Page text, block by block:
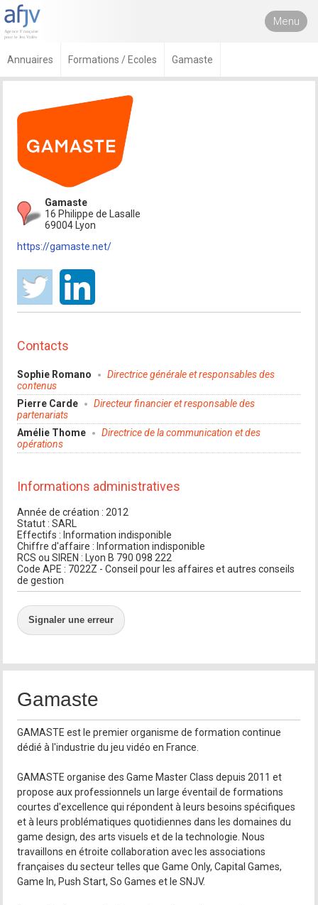
Menu
Annuaires Formations / Ecoles Gamaste
Gamaste
16 Philippe de Lasalle
69004 Lyon
https://gamaste.net/
Contacts
Sophie Romano
Directrice générale et responsables des
contenus
Pierre Carde
Directeur financier et responsable des
partenariats
Amélie Thome
Directrice de la communication et des
opérations
Informations administratives
Année de création : 2012
Statut : SARL
Effectifs : Information indisponible
Chiffre d'affaire : Information indisponible
RCS ou SIREN : Lyon B 790 098 222
Code APE : 7022Z - Conseil pour les affaires et autres conseils
de gestion
Signaler une erreur
Gamaste
GAMASTE est le premier organisme de formation continue
dédié à l'industrie du jeu vidéo en France.
GAMASTE organise des Game Master Class depuis 2011 et
propose aux professionnels un large éventail de formations
courtes d'excellence qui répondent à leurs besoins spécifiques
et à leurs problématiques quotidiennes dans les domaines du
game design, des arts visuels et de la technologie. Nous
travaillons en étroite collaboration avec les associations
françaises du secteur telles que Game Only, Capital Games,
Game In, Push Start, So Games et le SNJV.